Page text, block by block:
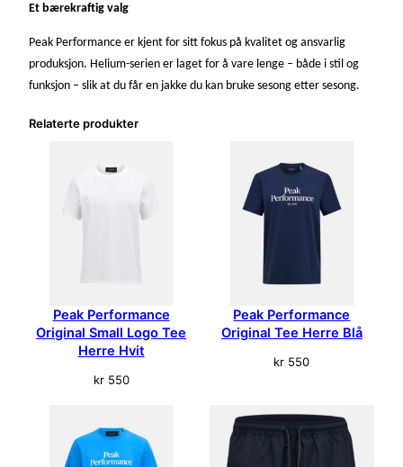
Et bærekraftig valg
Peak Performance er kjent for sitt fokus på kvalitet og ansvarlig
produksjon. Helium-serien er laget for å vare lenge – både i stil og
funksjon – slik at du får en jakke du kan bruke sesong etter sesong.
Relaterte produkter
Peak Performance
Original Small Logo Tee
Herre Hvit
kr550
Peak Performance
Original Tee Herre Blå
kr 550